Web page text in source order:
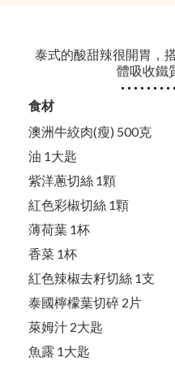
泰式的酸甜辣很開胃，
體吸收鐵
食材
澳洲牛絞肉(瘦) 500克
油 1大匙
紫洋蔥切絲 1顆
紅色彩椒切絲 1顆
薄荷葉 1杯
香菜 1杯
紅色辣椒去籽切絲 1支
泰國檸檬葉切碎 2片
萊姆汁 2大匙
魚露 1大匙